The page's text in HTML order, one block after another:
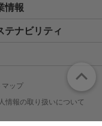
情報
テナビリティ
マップ
情報の取り扱いについて